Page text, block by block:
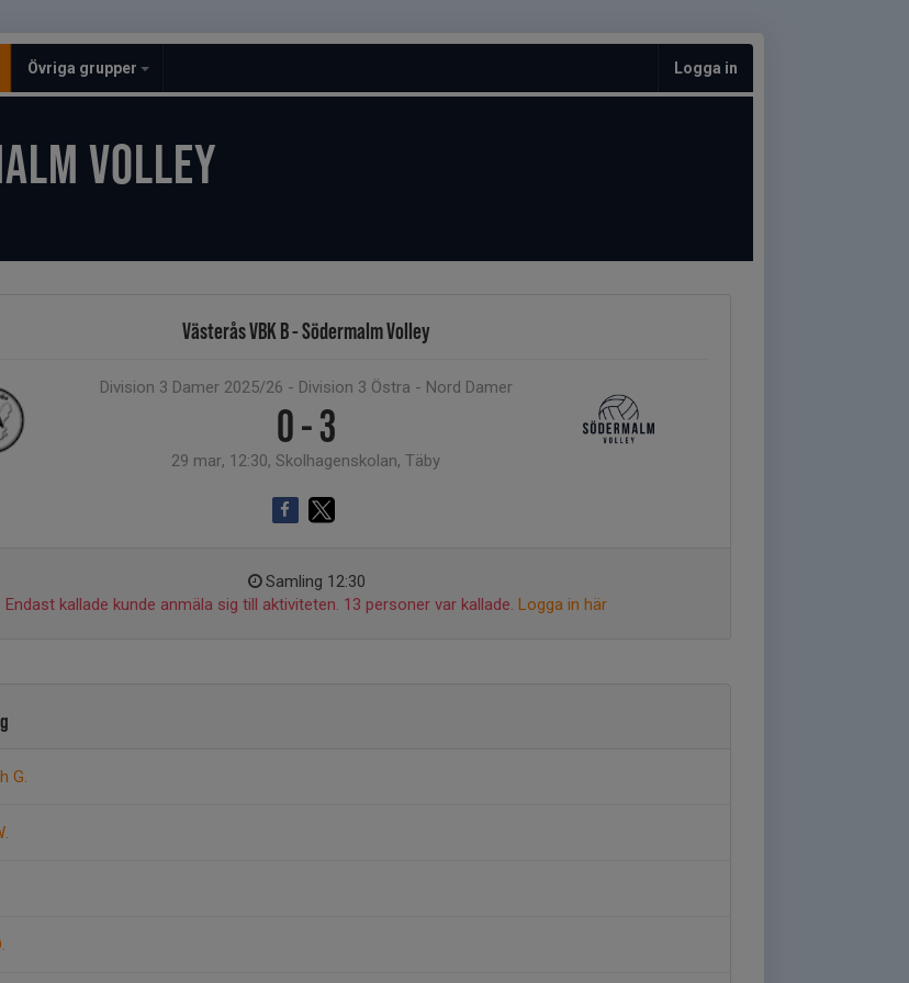
Övriga grupper Logga in
VOLLEY
Västerås VBK B - Södermalm Volley
Division 3 Damer 2025/26 - Division 3 Östra - Nord Damer
0 - 3
29 mar, 12:30, Skolhagenskolan, Täby
Samling 12:30
Endast kallade kunde anmäla sig till aktiviteten. 13 personer var kallade. Logga in här
G.